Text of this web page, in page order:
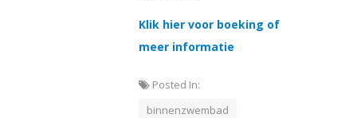
Klik hier voor boeking of
meer informatie
Posted In:
binnenzwembad